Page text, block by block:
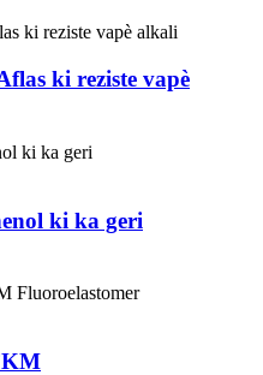
ki reziste vapè
ki ka geri